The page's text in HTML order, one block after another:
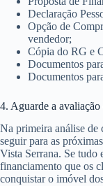
Declaração
Opção de
vendedor;
Cópia do RG e
Documentos
Documentos
4. Aguarde a
Na primeira análise de
seguir para as
Vista Serrana. Se
financiamento que os
conquistar o imóvel